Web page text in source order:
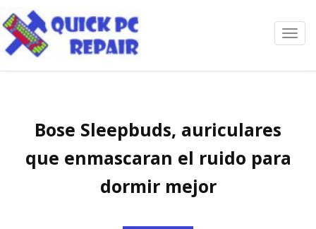
Bose Sleepbuds, auriculares
que enmascaran el ruido para
dormir mejor